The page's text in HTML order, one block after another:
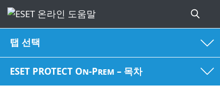
탭 선택
ESET PROTECT On-Prem – 목차